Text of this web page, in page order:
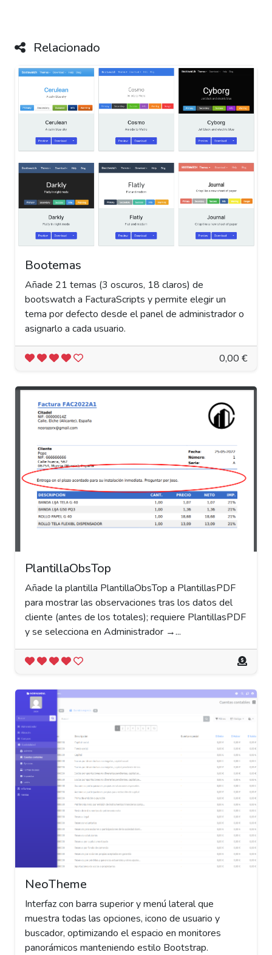
Relacionado
Bootemas
Añade 21 temas (3 oscuros, 18 claros) de
bootswatch a FacturaScripts y permite elegir un
tema por defecto desde el panel de administrador o
asignarlo a cada usuario.
0,00 €
PlantillaObsTop
Añade la plantilla PlantillaObsTop a PlantillasPDF
para mostrar las observaciones tras los datos del
cliente (antes de los totales); requiere PlantillasPDF
y se selecciona en Administrador →...
NeoTheme
Interfaz con barra superior y menú lateral que
muestra todas las opciones, icono de usuario y
buscador, optimizando el espacio en monitores
panorámicos manteniendo estilo Bootstrap.